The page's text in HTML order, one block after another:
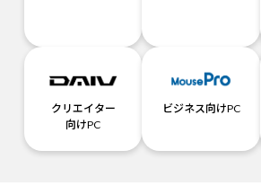
クリエイター
向けPC
ビジネス向けPC